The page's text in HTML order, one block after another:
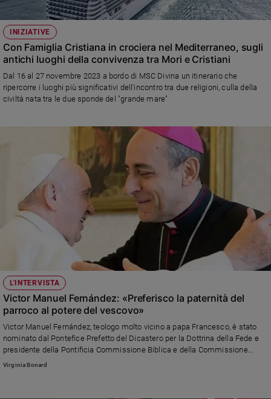
INIZIATIVE
Con Famiglia Cristiana in crociera nel Mediterraneo, sugli
antichi luoghi della convivenza tra Mori e Cristiani
Dal 16 al 27 novembre 2023 a bordo di MSC Divina un itinerario che
ripercorre i luoghi più significativi dell'incontro tra due religioni, culla della
civiltà nata tra le due sponde del "grande mare"
L'INTERVISTA
Victor Manuel Fernández: «Preferisco la paternità del
parroco al potere del vescovo»
Victor Manuel Fernández, teologo molto vicino a papa Francesco, è stato
nominato dal Pontefice Prefetto del Dicastero per la Dottrina della Fede e
presidente della Pontificia Commissione Biblica e della Commissione
Teologica Internazionale. Uomo di relazioni e vicinanza alla sua gente, già
Virginia Bonard